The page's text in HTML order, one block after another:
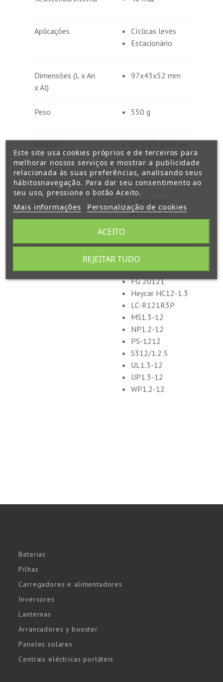
Aplicações
Cíclicas leves
Estacionário
Dimensões (L x An
x Al)
97x43x52 mm
Peso 550 g
uso estacionário
a 25°C
defeitos de
CP1212
DJW12-1.2
FG 20121
Heycar HC12-1.3
LC-R121R3P
MS1.3-12
NP1.2-12
PS-1212
S312/1.2 S
UL1.3-12
UP1.3-12
WP1.2-12
Baterias
Pilhas
Carregadores e alimentadores
Inversores
Lanternas
Arrancadores y booster
Paneles solares
Centrais eléctricas portáteis
Este site usa cookies próprios e de terceiros para
melhorar nossos serviços e mostrar a publicidade
relacionada às suas preferências, analisando seus
hábitosnavegação. Para dar seu consentimento ao
seu uso, pressione o botão Aceito.
Mais informações Personalização de cookies
REJEITAR TUDO
ACEITO